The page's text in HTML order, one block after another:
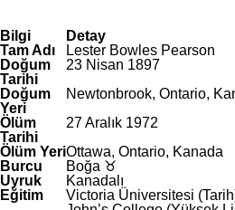
Bilgi
Detay
Tam Adı
Lester Bowles Pearson
Doğum
Tarihi
23 Nisan 1897
Doğum
Yeri
Newtonbrook, Ontario,
Ölüm
Tarihi
27 Aralık 1972
Ölüm YeriOttawa, Ontario, Kanada
Burcu
Boğa ♉
Uyruk
Kanadalı
Eğitim
Victoria Üniversitesi